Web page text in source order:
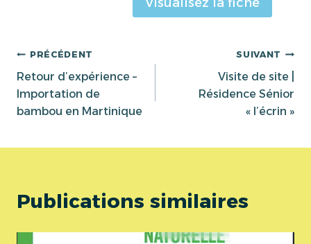
Navigation
de
l’article
PRÉCÉDENT
Retour d’expérience –
Importation de
bambou en Martinique
SUIVANT
Visite de site |
Résidence Sénior
« l’écrin »
Publications similaires